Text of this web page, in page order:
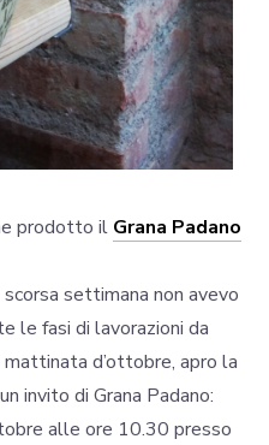
prodotto il Grana Padano
settimana non avevo
le fasi di lavorazioni da
mattinata d’ottobre, apro la
invito di Grana Padano:
alle ore 10.30 presso